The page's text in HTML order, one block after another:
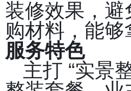
装修效果，
购材料，能
服务特色
主打 “实景